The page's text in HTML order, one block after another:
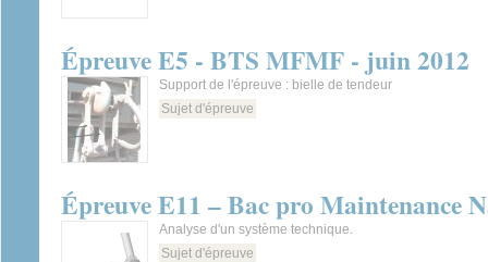
Épreuve E5 - BTS MFMF - juin 2012
Support de l'épreuve : bielle de tendeur
Sujet d'épreuve
Épreuve E11 – Bac pro Maintenance
Analyse d'un système technique.
Sujet d'épreuve